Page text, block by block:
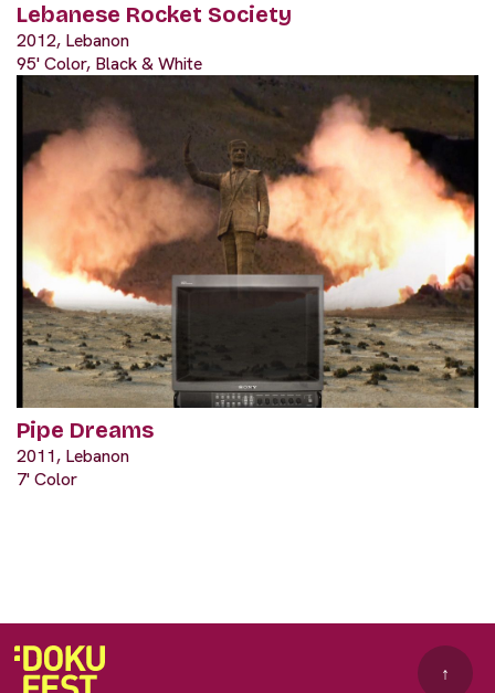
Lebanese Rocket Society
2012, Lebanon
95' Color, Black & White
Pipe Dreams
2011, Lebanon
7' Color
↑